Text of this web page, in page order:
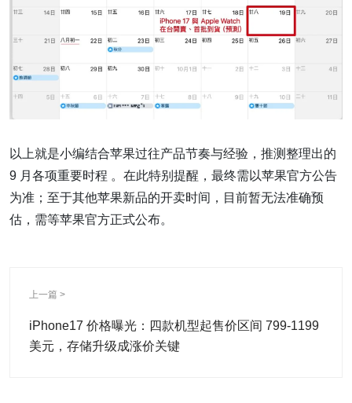
以上就是小编结合苹果过往产品节奏与经验，推测整理出的
9 月各项重要时程 。在此特别提醒，最终需以苹果官方公告
为准；至于其他苹果新品的开卖时间，目前暂无法准确预
估，需等苹果官方正式公布。
上一篇 >
iPhone17 价格曝光：四款机型起售价区间 799-1199
美元，存储升级成涨价关键